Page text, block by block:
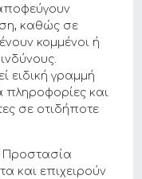
καθώς σε
κομμένοι ή
ειδική γραμμή
πληροφορίες και
σε οτιδήποτε
Προστασία
και επιχειρούν